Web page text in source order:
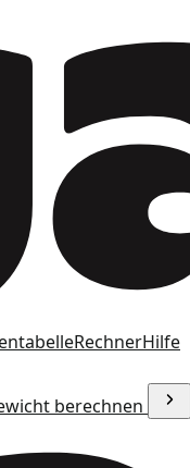
RechnerHilfe
berechnen